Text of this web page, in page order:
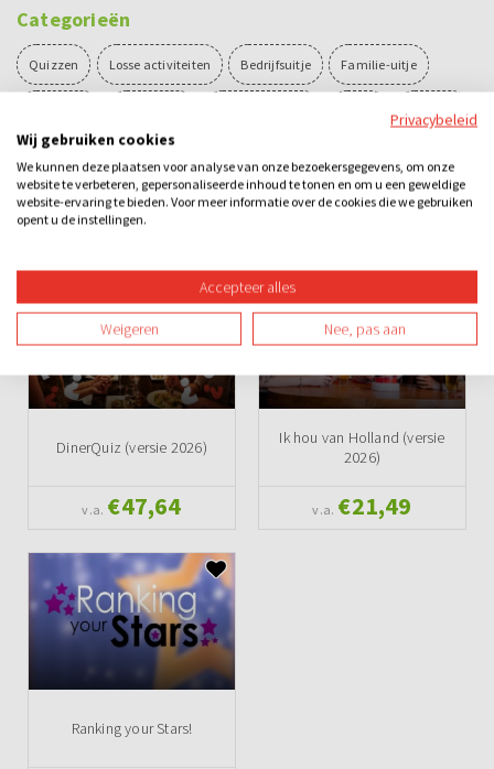
Categorieën
Quizzen Losse activiteiten Bedrijfsuitje Familie-uitje
Overdag
Ook leuk
DinerQuiz (versie 2026)
v.a. €47,64
Ik hou van Holland (versie
2026)
v.a. €21,49
Ranking your Stars!
Privacybeleid
Wij gebruiken cookies
We kunnen deze plaatsen voor analyse van onze bezoekersgegevens, om onze
website te verbeteren, gepersonaliseerde inhoud te tonen en om u een geweldige
website-ervaring te bieden. Voor meer informatie over de cookies die we gebruiken
opent u de instellingen.
Accepteer alles
Weigeren Nee, pas aan